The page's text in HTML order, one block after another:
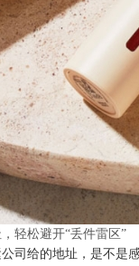
轻松避开“丢件雷区”
司给的地址，是不是